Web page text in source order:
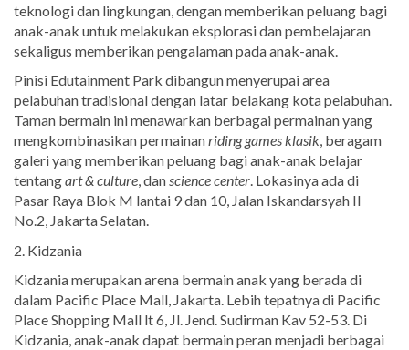
teknologi dan lingkungan, dengan memberikan peluang bagi
anak-anak untuk melakukan eksplorasi dan pembelajaran
sekaligus memberikan pengalaman pada anak-anak.
Pinisi Edutainment Park dibangun menyerupai area
pelabuhan tradisional dengan latar belakang kota pelabuhan.
Taman bermain ini menawarkan berbagai permainan yang
mengkombinasikan permainanriding games klasik, beragam
galeri yang memberikan peluang bagi anak-anak belajar
tentangart & culture, danscience center. Lokasinya ada di
Pasar Raya Blok M lantai 9 dan 10, Jalan Iskandarsyah II
No.2, Jakarta Selatan.
2. Kidzania
Kidzania merupakan arena bermain anak yang berada di
dalam Pacific Place Mall, Jakarta. Lebih tepatnya di Pacific
Place Shopping Mall lt 6, Jl. Jend. Sudirman Kav 52-53. Di
Kidzania, anak-anak dapat bermain peran menjadi berbagai